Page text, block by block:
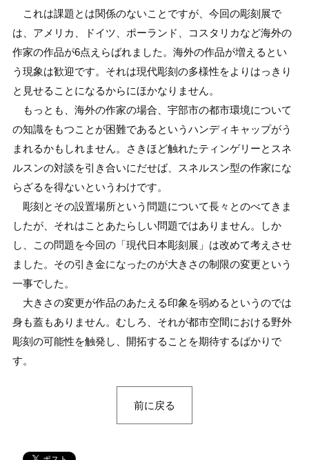
これは課題とは関係のないことですが、今回の彫刻展で
は、アメリカ、ドイツ、ポーランド、コスタリカなど海外の
作家の作品が6点えらばれました。海外の作品が増えるとい
う現象は歓迎です。それは現代彫刻の多様性をよりはっきり
と見せることになるからにほかなりません。
もっとも、海外の作家の場合、宇部市の都市環境について
の知識をもつことが困難であるというハンディキャップがう
まれるかもしれません。さきほど触れたティンゲリーとスネ
ルスンの対談を引き合いにだせば、スネルスン型の作家にな
らざるを得ないというわけです。
彫刻とその設置場所という問題について長々とのべてきま
したが、それはことあたらしい問題ではありません。しか
し、この問題を今回の「現代日本彫刻展」は改めて考えさせ
ました。その引き金になったのが大きさの制限の変更という
一事でした。
大きさの変更が作品のあたえる印象を弱めるというのでは
身も蓋もありません。むしろ、それが都市空間における野外
彫刻の可能性を触発し、開拓することを期待するばかりで
す。
前に戻る